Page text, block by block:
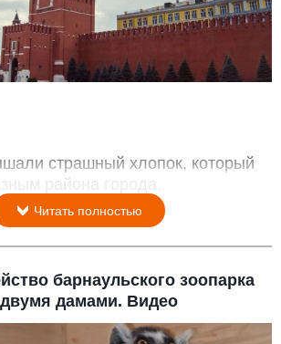
страшный хлопок, который
района города.
Читать полностью
барнаульского зоопарка
дамами. Видео